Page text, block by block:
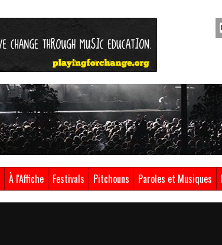
À l'Affiche Festivals Pitchouns Paroles et Musiques